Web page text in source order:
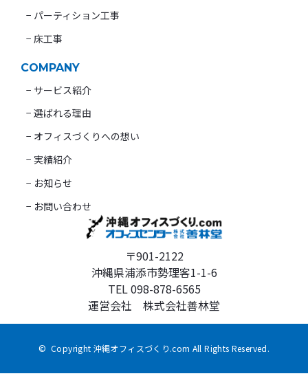
〒901-2122
沖縄県浦添市勢理客1-1-6
TEL 098-878-6565
運営会社 株式会社善林堂
− パーティション工事
− 床工事
COMPANY
− サービス紹介
− 選ばれる理由
− オフィスづくりへの想い
− 実績紹介
− お知らせ
− お問い合わせ
© Copyright 沖縄オフィスづくり.com All Rights Reserved.